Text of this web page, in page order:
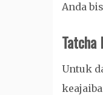
Anda
Tatcha
Untuk